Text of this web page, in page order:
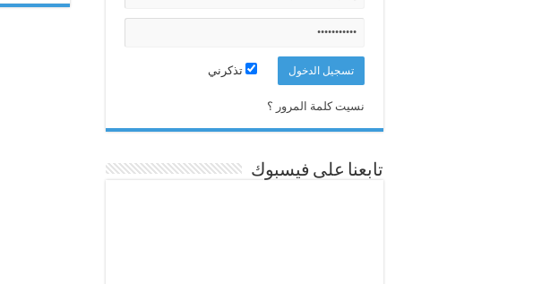
تذكرني
نسيت كلمة المرور ؟
تابعنا على فيسبوك